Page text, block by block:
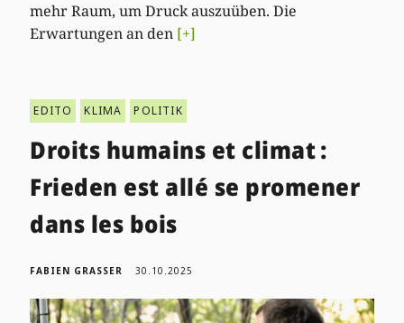
mehr Raum, um Druck auszuüben. Die
Erwartungen an den [+]
EDITO KLIMA POLITIK
Droits humains et climat :
Frieden est allé se promener
dans les bois
FABIEN GRASSER 30.10.2025